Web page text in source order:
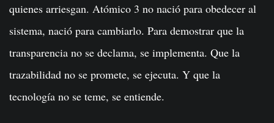
quienes arriesgan. Atómico 3 no nació para obedecer al
sistema, nació para cambiarlo. Para demostrar que la
transparencia no se declama, se implementa. Que la
trazabilidad no se promete, se ejecuta. Y que la
tecnología no se teme, se entiende.